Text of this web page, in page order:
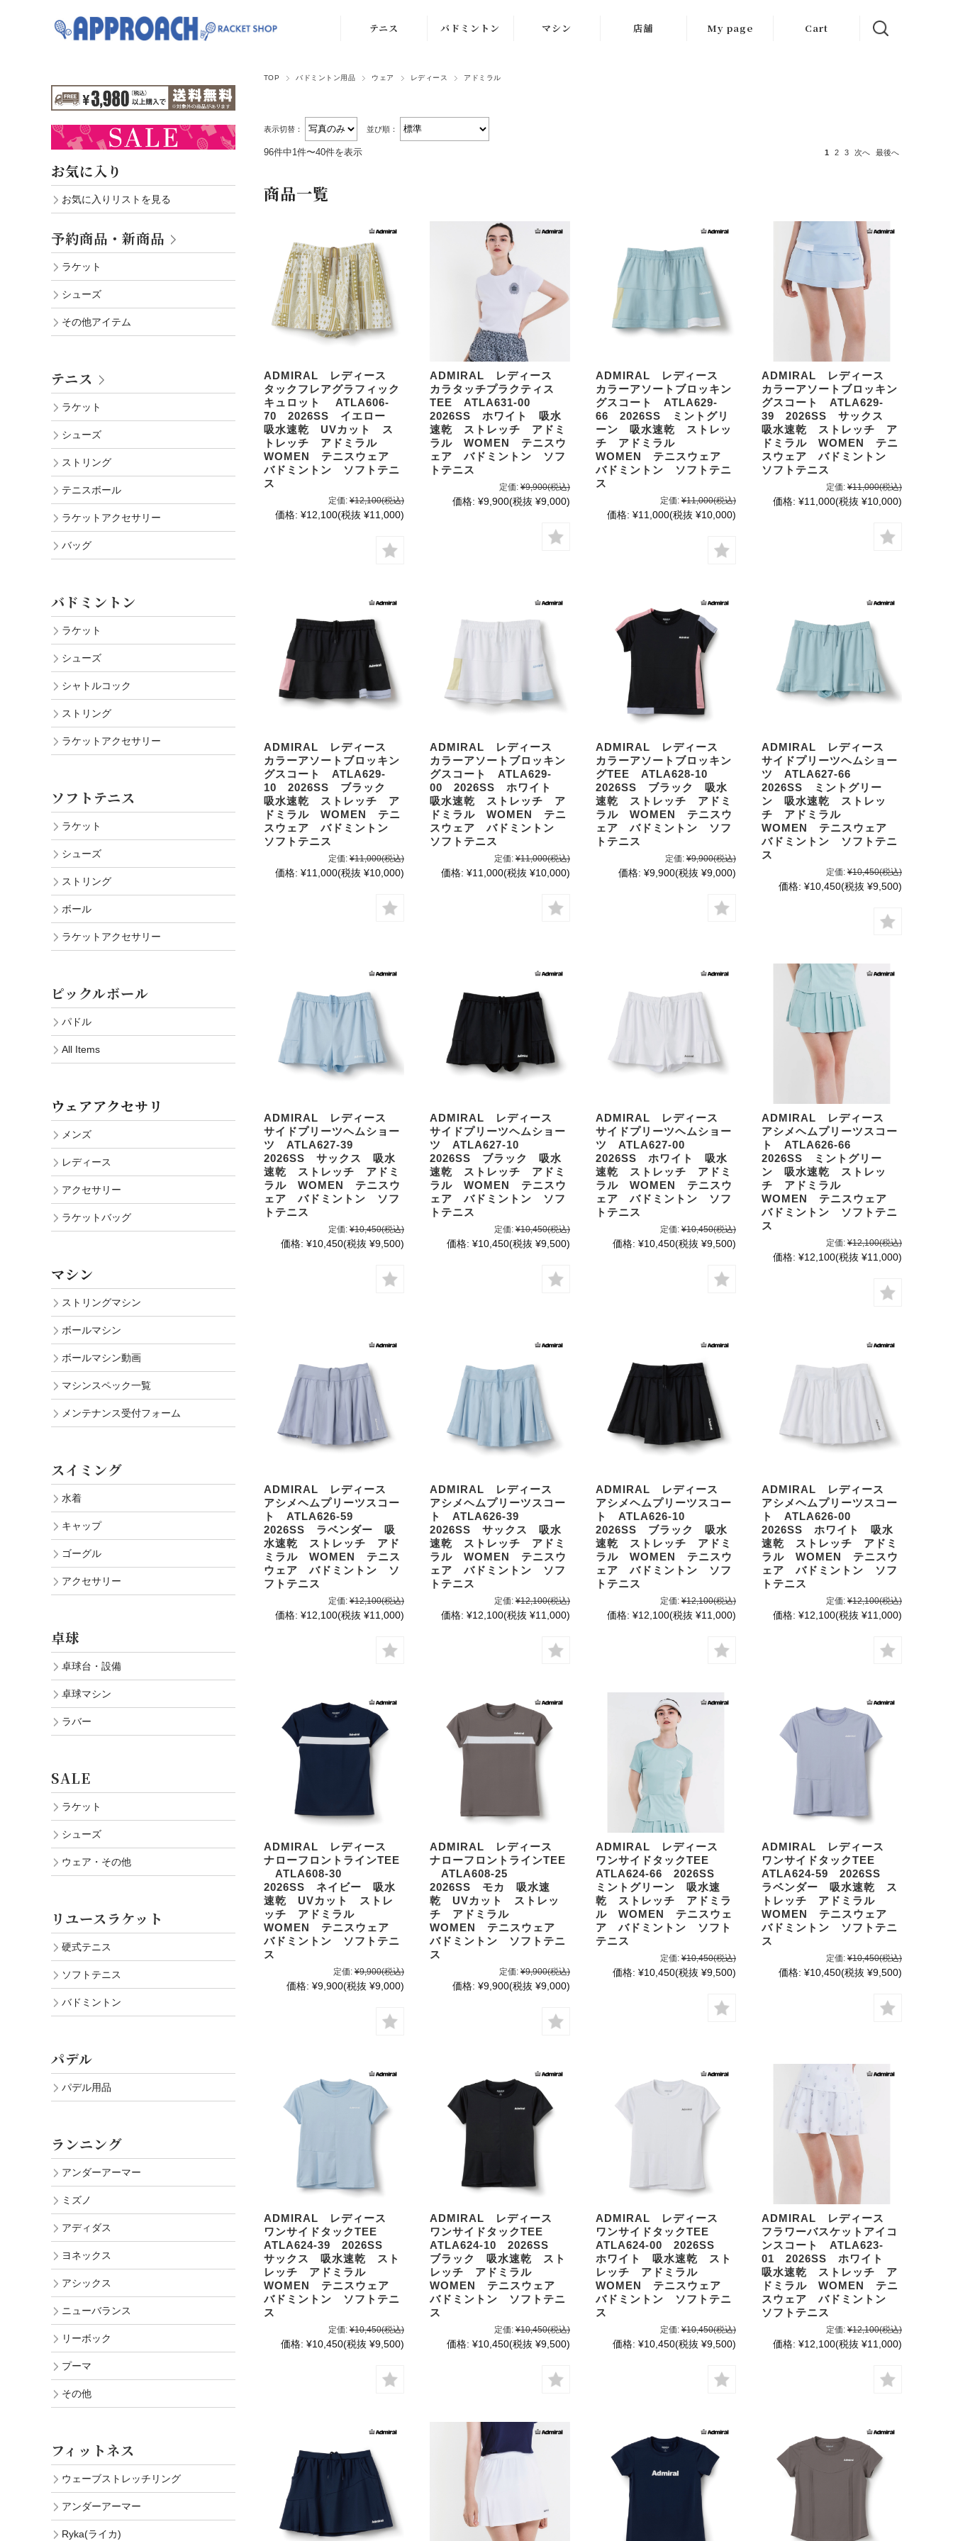
テニス
ストリング
テニスボール
バッグ
バドミントン
ストリング
アクセサリ
マシン 店舗 My page Cart
TOP バドミントン用品 ウェア レディース アドミラル
表示切替： 並び順：
96件中1件〜40件を表示 1 2 3 次へ 最後へ
商品一覧
ADMIRAL レディース
タックフレアグラフィック
キュロット ATLA606-
70 2026SS イエロー
吸水速乾 UVカット ス
トレッチ アドミラル
WOMEN テニスウェア
バドミントン ソフトテニ
ス
定価: ¥12,100(税込)
価格: ¥12,100(税抜 ¥11,000)
ADMIRAL レディース
カラタッチプラクティス
TEE ATLA631-00
2026SS ホワイト 吸水
速乾 ストレッチ アドミ
ラル WOMEN テニスウ
ェア バドミントン ソフ
トテニス
定価: ¥9,900(税込)
価格: ¥9,900(税抜 ¥9,000)
ADMIRAL レディース
カラーアソートブロッキン
グスコート ATLA629-
66 2026SS ミントグリ
ーン 吸水速乾 ストレッ
チ アドミラル
WOMEN テニスウェア
バドミントン ソフトテニ
ス
定価: ¥11,000(税込)
価格: ¥11,000(税抜 ¥10,000)
ADMIRAL レディース
カラーアソートブロッキン
グスコート ATLA629-
39 2026SS サックス
吸水速乾 ストレッチ ア
ドミラル WOMEN テニ
スウェア バドミントン
ソフトテニス
定価: ¥11,000(税込)
価格: ¥11,000(税抜 ¥10,000)
ADMIRAL レディース
カラーアソートブロッキン
グスコート ATLA629-
10 2026SS ブラック
吸水速乾 ストレッチ ア
ドミラル WOMEN テニ
スウェア バドミントン
ソフトテニス
定価: ¥11,000(税込)
価格: ¥11,000(税抜 ¥10,000)
ADMIRAL レディース
カラーアソートブロッキン
グスコート ATLA629-
00 2026SS ホワイト
吸水速乾 ストレッチ ア
ドミラル WOMEN テニ
スウェア バドミントン
ソフトテニス
定価: ¥11,000(税込)
価格: ¥11,000(税抜 ¥10,000)
ADMIRAL レディース
カラーアソートブロッキン
グTEE ATLA628-10
2026SS ブラック 吸水
速乾 ストレッチ アドミ
ラル WOMEN テニスウ
ェア バドミントン ソフ
トテニス
定価: ¥9,900(税込)
価格: ¥9,900(税抜 ¥9,000)
ADMIRAL レディース
サイドプリーツヘムショー
ツ ATLA627-66
2026SS ミントグリー
ン 吸水速乾 ストレッ
チ アドミラル
WOMEN テニスウェア
バドミントン ソフトテニ
ス
定価: ¥10,450(税込)
価格: ¥10,450(税抜 ¥9,500)
ADMIRAL レディース
サイドプリーツヘムショー
ツ ATLA627-39
2026SS サックス 吸水
速乾 ストレッチ アドミ
ラル WOMEN テニスウ
ェア バドミントン ソフ
トテニス
定価: ¥10,450(税込)
価格: ¥10,450(税抜 ¥9,500)
ADMIRAL レディース
サイドプリーツヘムショー
ツ ATLA627-10
2026SS ブラック 吸水
速乾 ストレッチ アドミ
ラル WOMEN テニスウ
ェア バドミントン ソフ
トテニス
定価: ¥10,450(税込)
価格: ¥10,450(税抜 ¥9,500)
ADMIRAL レディース
サイドプリーツヘムショー
ツ ATLA627-00
2026SS ホワイト 吸水
速乾 ストレッチ アドミ
ラル WOMEN テニスウ
ェア バドミントン ソフ
トテニス
定価: ¥10,450(税込)
価格: ¥10,450(税抜 ¥9,500)
ADMIRAL レディース
アシメヘムプリーツスコー
ト ATLA626-66
2026SS ミントグリー
ン 吸水速乾 ストレッ
チ アドミラル
WOMEN テニスウェア
バドミントン ソフトテニ
ス
定価: ¥12,100(税込)
価格: ¥12,100(税抜 ¥11,000)
ADMIRAL レディース
アシメヘムプリーツスコー
ト ATLA626-59
2026SS ラベンダー 吸
水速乾 ストレッチ アド
ミラル WOMEN テニス
ウェア バドミントン ソ
フトテニス
定価: ¥12,100(税込)
価格: ¥12,100(税抜 ¥11,000)
ADMIRAL レディース
アシメヘムプリーツスコー
ト ATLA626-39
2026SS サックス 吸水
速乾 ストレッチ アドミ
ラル WOMEN テニスウ
ェア バドミントン ソフ
トテニス
定価: ¥12,100(税込)
価格: ¥12,100(税抜 ¥11,000)
ADMIRAL レディース
アシメヘムプリーツスコー
ト ATLA626-10
2026SS ブラック 吸水
速乾 ストレッチ アドミ
ラル WOMEN テニスウ
ェア バドミントン ソフ
トテニス
定価: ¥12,100(税込)
価格: ¥12,100(税抜 ¥11,000)
ADMIRAL レディース
アシメヘムプリーツスコー
ト ATLA626-00
2026SS ホワイト 吸水
速乾 ストレッチ アドミ
ラル WOMEN テニスウ
ェア バドミントン ソフ
トテニス
定価: ¥12,100(税込)
価格: ¥12,100(税抜 ¥11,000)
ADMIRAL レディース
ナローフロントラインTEE
ATLA608-30
2026SS ネイビー 吸水
速乾 UVカット ストレ
ッチ アドミラル
WOMEN テニスウェア
バドミントン ソフトテニ
ス
定価: ¥9,900(税込)
価格: ¥9,900(税抜 ¥9,000)
ADMIRAL レディース
ナローフロントラインTEE
ATLA608-25
2026SS モカ 吸水速
乾 UVカット ストレッ
チ アドミラル
WOMEN テニスウェア
バドミントン ソフトテニ
ス
定価: ¥9,900(税込)
価格: ¥9,900(税抜 ¥9,000)
ADMIRAL レディース
ワンサイドタックTEE
ATLA624-66 2026SS
ミントグリーン 吸水速
乾 ストレッチ アドミラ
ル WOMEN テニスウェ
ア バドミントン ソフト
テニス
定価: ¥10,450(税込)
価格: ¥10,450(税抜 ¥9,500)
ADMIRAL レディース
ワンサイドタックTEE
ATLA624-59 2026SS
ラベンダー 吸水速乾 ス
トレッチ アドミラル
WOMEN テニスウェア
バドミントン ソフトテニ
ス
定価: ¥10,450(税込)
価格: ¥10,450(税抜 ¥9,500)
ADMIRAL レディース
ワンサイドタックTEE
ATLA624-39 2026SS
サックス 吸水速乾 スト
レッチ アドミラル
WOMEN テニスウェア
バドミントン ソフトテニ
ス
定価: ¥10,450(税込)
価格: ¥10,450(税抜 ¥9,500)
ADMIRAL レディース
ワンサイドタックTEE
ATLA624-10 2026SS
ブラック 吸水速乾 スト
レッチ アドミラル
WOMEN テニスウェア
バドミントン ソフトテニ
ス
定価: ¥10,450(税込)
価格: ¥10,450(税抜 ¥9,500)
ADMIRAL レディース
ワンサイドタックTEE
ATLA624-00 2026SS
ホワイト 吸水速乾 スト
レッチ アドミラル
WOMEN テニスウェア
バドミントン ソフトテニ
ス
定価: ¥10,450(税込)
価格: ¥10,450(税抜 ¥9,500)
ADMIRAL レディース
フラワーバスケットアイコ
ンスコート ATLA623-
01 2026SS ホワイト
吸水速乾 ストレッチ ア
ドミラル WOMEN テニ
スウェア バドミントン
ソフトテニス
定価: ¥12,100(税込)
価格: ¥12,100(税抜 ¥11,000)
お気に入り
お気に入りリストを見る
予約商品・新商品
ラケット
シューズ
その他アイテム
テニス
ラケット
シューズ
ストリング
テニスボール
ラケットアクセサリー
バッグ
バドミントン
ラケット
シューズ
シャトルコック
ストリング
ラケットアクセサリー
ソフトテニス
ラケット
シューズ
ストリング
ボール
ラケットアクセサリー
ピックルボール
パドル
All Items
ウェアアクセサリ
メンズ
レディース
アクセサリー
ラケットバッグ
マシン
ストリングマシン
ボールマシン
ボールマシン動画
マシンスペック一覧
メンテナンス受付フォーム
スイミング
水着
キャップ
ゴーグル
アクセサリー
卓球
卓球台・設備
卓球マシン
ラバー
SALE
ラケット
シューズ
ウェア・その他
リユースラケット
硬式テニス
ソフトテニス
バドミントン
パデル
パデル用品
ランニング
アンダーアーマー
ミズノ
アディダス
ヨネックス
アシックス
ニューバランス
リーボック
プーマ
その他
フィットネス
ウェーブストレッチリング
アンダーアーマー
Ryka(ライカ)